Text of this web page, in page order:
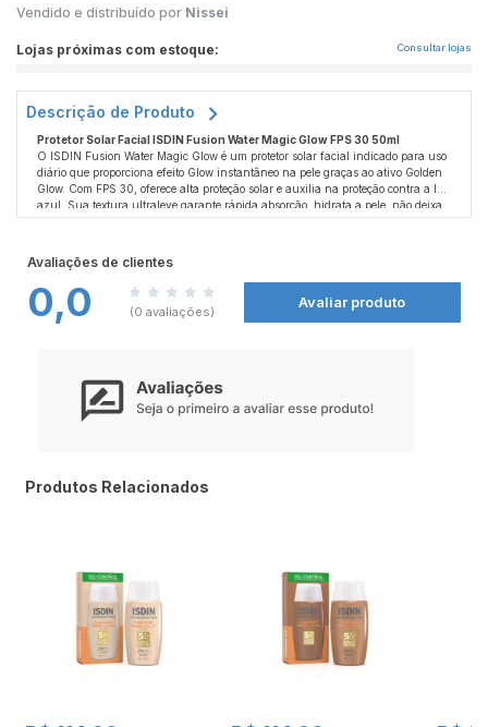
Vendido e distribuído por Nissei
Lojas próximas com estoque: Consultar lojas
Descrição de Produto
Protetor Solar Facial ISDIN Fusion Water Magic Glow FPS 30 50ml
O ISDIN Fusion Water Magic Glow é um protetor solar facial indicado para uso
diário que proporciona efeito Glow instantâneo na pele graças ao ativo Golden
Glow. Com FPS 30, oferece alta proteção solar e auxilia na proteção contra a luz
azul. Sua textura ultraleve garante rápida absorção, hidrata a pele, não deixa
resíduo oleoso, controla a oleosidade e promove aspecto saudável e iluminado.
Modo de usar:
Precauções:
Uso externo. Evitar contato com os olhos. Em caso de irritação, suspender o uso.
Manter fora do alcance de crianças. Não ingerir.
Avaliações de clientes
0,0 (0 avaliações)
Avaliar produto
Produtos Relacionados